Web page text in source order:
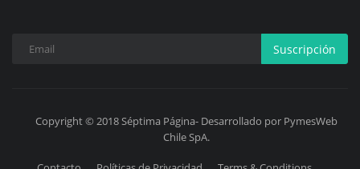
Suscripción
Copyright © 2018 Séptima Página- Desarrollado por PymesWeb
Chile SpA.